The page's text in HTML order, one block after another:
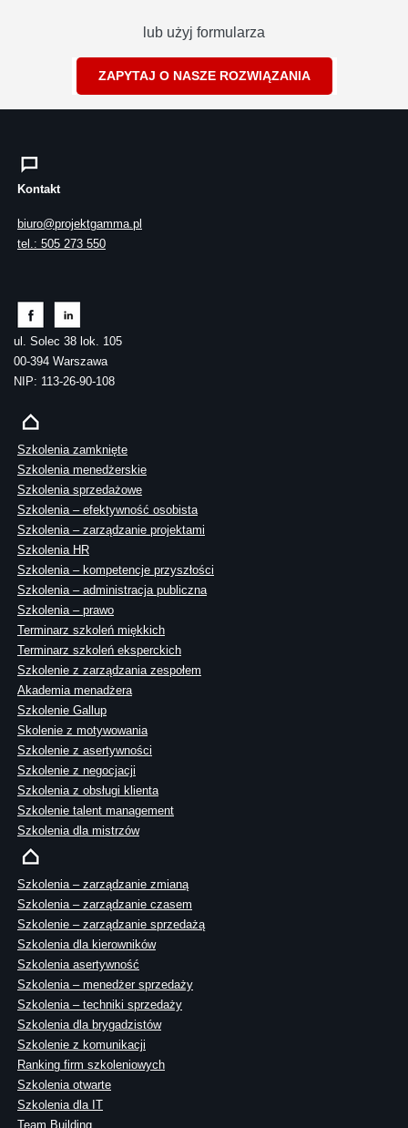
lub użyj formularza
ZAPYTAJ O NASZE ROZWIĄZANIA
Kontakt
biuro@projektgamma.pl
tel.: 505 273 550
ul. Solec 38 lok. 105
00-394 Warszawa
NIP: 113-26-90-108
Szkolenia zamknięte
Szkolenia menedżerskie
Szkolenia sprzedażowe
Szkolenia – efektywność osobista
Szkolenia – zarządzanie projektami
Szkolenia HR
Szkolenia – kompetencje przyszłości
Szkolenia – administracja publiczna
Szkolenia – prawo
Terminarz szkoleń miękkich
Terminarz szkoleń eksperckich
Szkolenie z zarządzania zespołem
Akademia menadżera
Szkolenie Gallup
Skolenie z motywowania
Szkolenie z asertywności
Szkolenie z negocjacji
Szkolenia z obsługi klienta
Szkolenie talent management
Szkolenia dla mistrzów
Szkolenia – zarządzanie zmianą
Szkolenia – zarządzanie czasem
Szkolenie – zarządzanie sprzedażą
Szkolenia dla kierowników
Szkolenia asertywność
Szkolenia – menedżer sprzedaży
Szkolenia – techniki sprzedaży
Szkolenia dla brygadzistów
Szkolenie z komunikacji
Ranking firm szkoleniowych
Szkolenia otwarte
Szkolenia dla IT
Team Building